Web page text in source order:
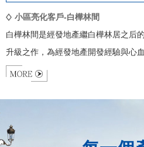
小區亮化客戶-白樺林間
白樺林間是經發地產繼白樺林居之后
升級之作，為經發地產開發經驗與心
所出，集尊貴、奢華的氣質與厚重、低
古典風格，以三頭仿古路燈為道路主